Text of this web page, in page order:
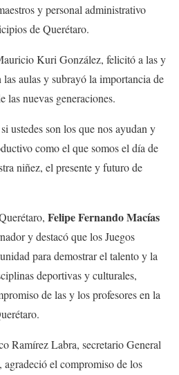
y personal administrativo
de Querétaro.
Kuri González, felicitó a las y
aulas y subrayó la importancia de
las nuevas generaciones.
ustedes son los que nos ayudan y
como el que somos el día de
niñez, el presente y futuro de
Felipe Fernando Macías
y destacó que los Juegos
para demostrar el talento y la
deportivas y culturales,
de las y los profesores en la
Ramírez Labra, secretario General
el compromiso de los